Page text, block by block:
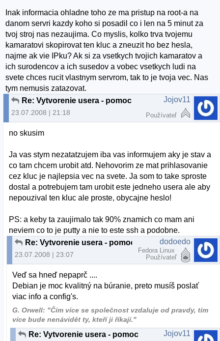
Inak informacia ohladne toho ze ma pristup na root-a na
danom servri kazdy koho si posadil co i len na 5 minut za
tvoj stroj nas nezaujima. Co myslis, kolko trva tvojemu
kamaratovi skopirovat ten kluc a zneuzit ho bez hesla,
najme ak vie IPku? Ak si za vsetkych tvojich kamaratov a
ich surodencov a ich susedov a vobec vsetkych ludi na
svete chces rucit vlastnym servrom, tak to je tvoja vec. Nas
tym nemusis zatazovat.
Re: Vytvorenie usera - pomoc
23.07.2008 | 21:18
Jojov11
Používateľ
no skusim
Ja vas stym nezatatzujem iba vas informujem aky je stav a
co tam chcem urobit atd. Nehovorim ze mat prihlasovanie
cez kluc je najlepsia vec na svete. Ja som to take sproste
dostal a potrebujem tam urobit este jedneho usera ale aby
nepouzival ten kluc ale proste, obycajne heslo!
PS: a keby ta zaujimalo tak 90% znamich co mam ani
neviem co to je putty a nie to este ssh a podobne.
Re: Vytvorenie usera - pomoc
23.07.2008 | 23:07
dodoedo
Fedora Linux
Používateľ
Veď sa hneď nepaprč ....
Debian je moc kvalitný na búranie, preto musíš poslať
viac info a config's.
G. Orwell: "Čím více se společnost vzdaluje od pravdy, tím
více bude nenávidět ty, kteří ji říkají."
Re: Vytvorenie usera - pomoc Jojov11